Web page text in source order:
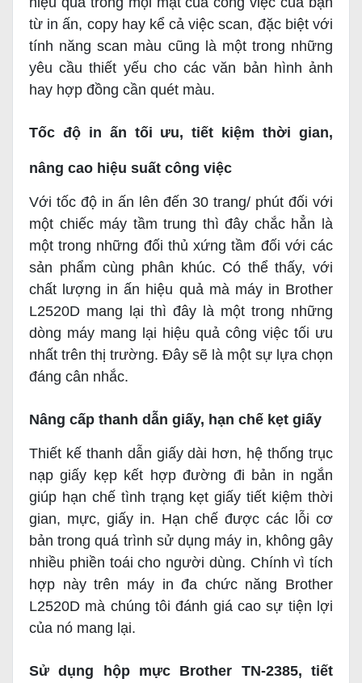
từ in ấn, copy hay kể cả việc scan, đặc biệt với
tính năng scan màu cũng là một trong những
yêu cầu thiết yếu cho các văn bản hình ảnh
hay hợp đồng cần quét màu.
Tốc độ in ấn tối ưu, tiết kiệm thời gian,
nâng cao hiệu suất công việc
Với tốc độ in ấn lên đến 30 trang/ phút đối với
một chiếc máy tầm trung thì đây chắc hẳn là
một trong những đối thủ xứng tầm đối với các
sản phẩm cùng phân khúc. Có thể thấy, với
chất lượng in ấn hiệu quả mà máy in Brother
L2520D mang lại thì đây là một trong những
dòng máy mang lại hiệu quả công việc tối ưu
nhất trên thị trường. Đây sẽ là một sự lựa chọn
đáng cân nhắc.
Nâng cấp thanh dẫn giấy, hạn chế kẹt giấy
Thiết kế thanh dẫn giấy dài hơn, hệ thống trục
nạp giấy kẹp kết hợp đường đi bản in ngắn
giúp hạn chế tình trạng kẹt giấy tiết kiệm thời
gian, mực, giấy in. Hạn chế được các lỗi cơ
bản trong quá trình sử dụng máy in, không gây
nhiều phiền toái cho người dùng. Chính vì tích
hợp này trên máy in đa chức năng Brother
L2520D mà chúng tôi đánh giá cao sự tiện lợi
của nó mang lại.
Sử dụng hộp mực Brother TN-2385, tiết